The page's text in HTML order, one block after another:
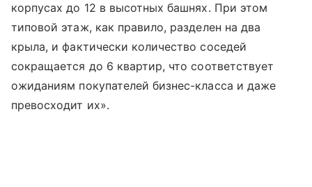
корпусах до 12 в высотных башнях. При этом
типовой этаж, как правило, разделен на два
крыла, и фактически количество соседей
сокращается до 6 квартир, что соответствует
ожиданиям покупателей бизнес-класса и даже
превосходит их».